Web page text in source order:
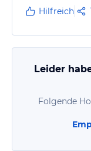
Hilfreich
Leider
Folgende